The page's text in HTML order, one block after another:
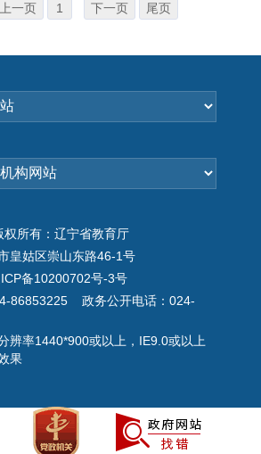
上一页 1 下一页 尾页
权所有：辽宁省教育厅
皇姑区崇山东路46-1号
备10200702号-3号
86853225 政务公开电话：024-
辨率1440*900或以上，IE9.0或以上
果